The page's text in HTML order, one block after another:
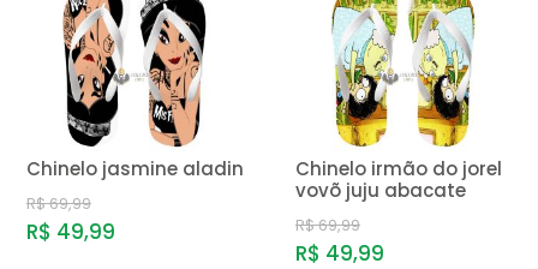
Chinelo jasmine aladin
R$ 69,99
R$ 49,99
Chinelo irmão do jorel
vovõ juju abacate
R$ 69,99
R$ 49,99